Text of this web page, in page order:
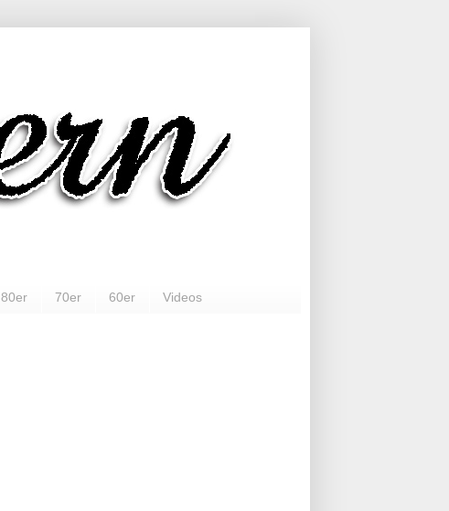
80er 70er 60er Videos